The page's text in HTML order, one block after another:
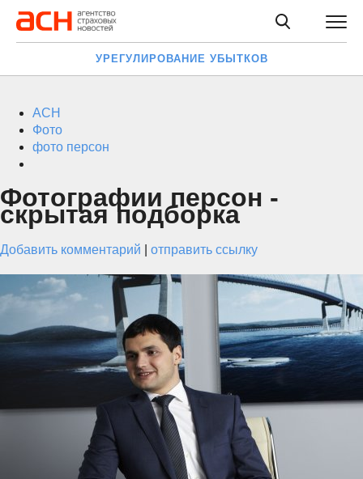
УРЕГУЛИРОВАНИЕ УБЫТКОВ
АСН
Фото
фото персон
Фотографии персон -
скрытая подборка
Добавить комментарий отправить ссылку